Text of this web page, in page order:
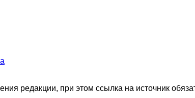
редакции, при этом ссылка на источник